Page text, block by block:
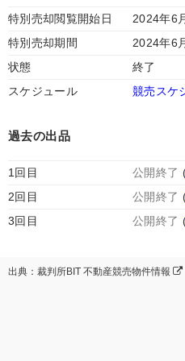
特別売却閲覧開始日
2024年6
特別売却期間
2024年6
状態
終了
スケジュール
競売スケ
過去の出品
1回目 公開終了
2回目
公開終了
3回目
公開終了
出典：裁判所BIT 不動産競売物件情報